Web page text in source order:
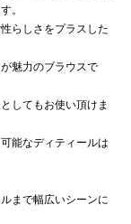
。
らしさをプラスした
魅力のブラウスで
してもお使い頂けま
能なディティールは
まで幅広いシーンに